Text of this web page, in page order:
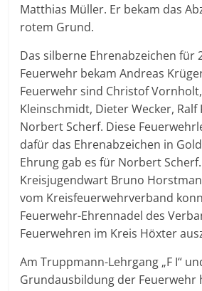
Matthias Müller. Er bekam das
rotem Grund.
Das silberne Ehrenabzeichen für
Feuerwehr bekam Andreas
Feuerwehr sind Christof
Kleinschmidt, Dieter Wecker,
Norbert Scherf. Diese
dafür das Ehrenabzeichen in
Ehrung gab es für Norbert
Kreisjugendwart Bruno
vom Kreisfeuerwehrverband
Feuerwehr-Ehrennadel des
Feuerwehren im Kreis Höxter
Am Truppmann-Lehrgang „F I“
Grundausbildung der Feuerwehr